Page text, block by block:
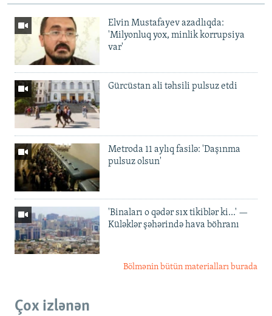
Elvin Mustafayev azadlıqda:
'Milyonluq yox, minlik korrupsiya
var'
Gürcüstan ali təhsili pulsuz etdi
Metroda 11 aylıq fasilə: 'Daşınma
pulsuz olsun'
'Binaları o qədər sıx tikiblər ki...' —
Küləklər şəhərində hava böhranı
Bölmənin bütün materialları burada
Çox izlənən